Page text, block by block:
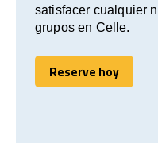
satisfacer cualquier
grupos en Celle.
Reserve hoy
Reserve hoy